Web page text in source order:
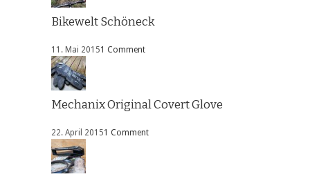
Bikewelt Schöneck
11. Mai 20151 Comment
Mechanix Original Covert Glove
22. April 20151 Comment